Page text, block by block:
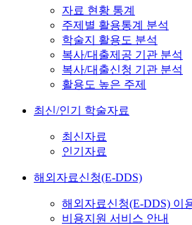
자료 현황 통계
주제별 활용통계 분석
학술지 활용도 분석
복사/대출제공 기관 분석
복사/대출신청 기관 분석
활용도 높은 주제
최신/인기 학술자료
최신자료
인기자료
해외자료신청(E-DDS)
해외자료신청(E-DDS) 이
비용지원 서비스 안내